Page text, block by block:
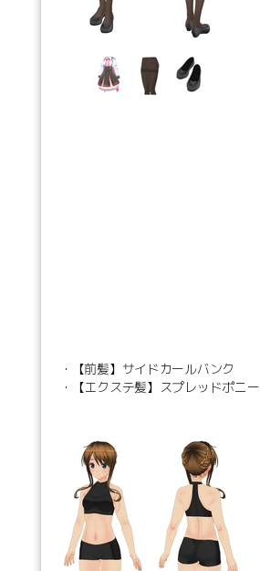
・【前髪】サイドカールバンク
・【エクステ髪】スプレッドポニー